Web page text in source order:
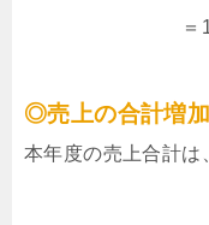
＝11Ｎ ・
◎売上の合計増加
本年度の売上合計は